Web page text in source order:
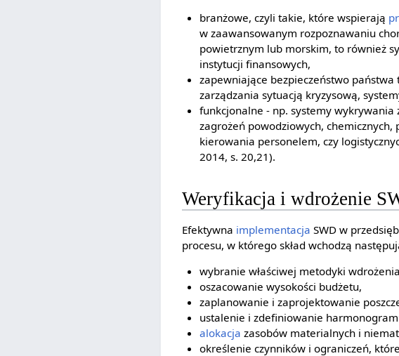
branżowe, czyli takie, które wspierają
w zaawansowanym rozpoznawaniu
powietrznym lub morskim, to również
instytucji finansowych,
zapewniające bezpieczeństwo
zarządzania sytuacją kryzysową,
funkcjonalne - np. systemy wykrywania
zagrożeń powodziowych,
kierowania personelem, czy
2014, s. 20,21).
Weryfikacja i wdrożenie
Efektywna implementacja SWD w
procesu, w którego skład wchodzą
wybranie właściwej metodyki
oszacowanie wysokości budżetu,
zaplanowanie i zaprojektowanie
ustalenie i zdefiniowanie
alokacja zasobów materialnych i
określenie czynników i ograniczeń,